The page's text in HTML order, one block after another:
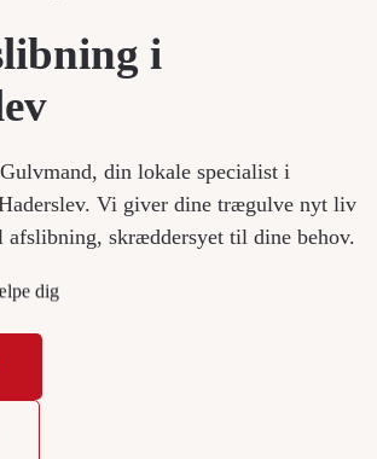
i
din lokale specialist i
Vi giver dine trægulve nyt liv
afslibning, skræddersyet til dine behov.
dig